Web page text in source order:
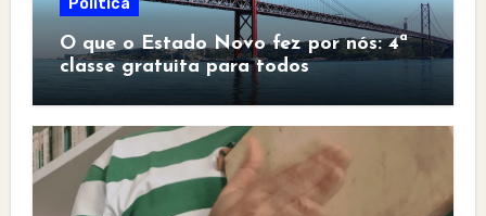
O que o Estado Novo fez por nós: 4ª
classe gratuita para todos